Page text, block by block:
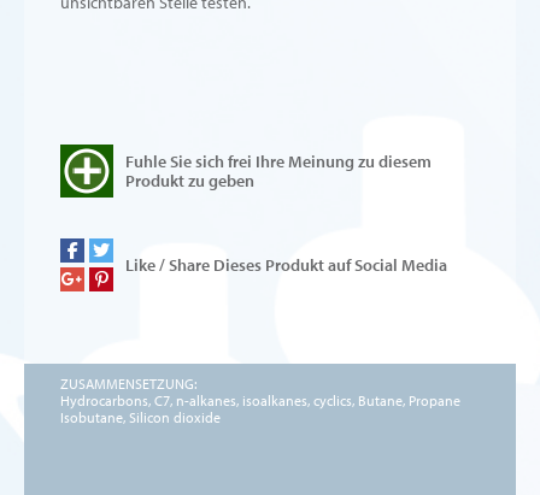
Fuhle Sie sich frei Ihre Meinung zu diesem
Produkt zu geben
Like / Share Dieses Produkt auf Social Media
ZUSAMMENSETZUNG:
Hydrocarbons, C7, n-alkanes, isoalkanes, cyclics, Butane, Propane
Isobutane, Silicon dioxide